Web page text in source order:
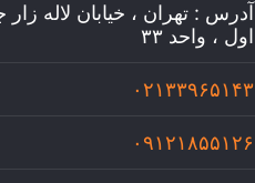
آدرس : تهران ، خیابان لاله
اول ، واحد ۳۳
۰۲۱۳۳۹۶۵۱۴۳
۰۹۱۲۱۸۵۵۱۲۶